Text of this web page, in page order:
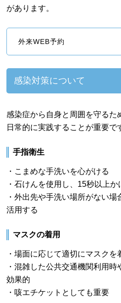
があります。
外来WEB予約
感染対策について
感染症から自身と周囲を守るた
日常的に実践することが重要で
手指衛生
・こまめな手洗いを心がける
・石けんを使用し、15秒以上か
・外出先や手洗い場所がない
活用する
マスクの着用
・場面に応じて適切にマスクを
・混雑した公共交通機関利用
効果的
・咳エチケットとしても重要